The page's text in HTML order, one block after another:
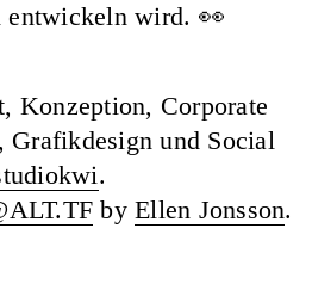
entwickeln wird. 👀
Konzeption, Corporate
Grafikdesign und Social
.
by Ellen Jonsson.